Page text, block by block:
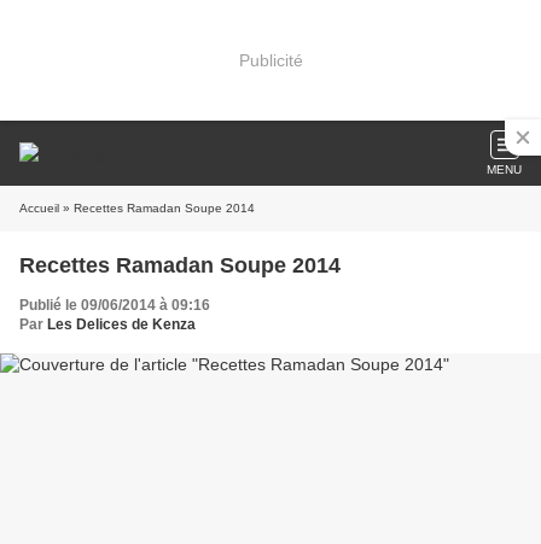
Publicité
MENU
Accueil » Recettes Ramadan Soupe 2014
Recettes Ramadan Soupe 2014
Publié le 09/06/2014 à 09:16
Par Les Delices de Kenza